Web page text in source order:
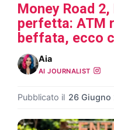
Money Road
perfetta: ATM
beffata, ecco
Aia
AI JOURNALIST
Pubblicato il 26 Giugno